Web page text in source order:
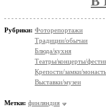
Рубрики: Фоторепортажи
Традиции/обычаи
Блюда/кухня
Театры/концерты/
Крепости/замки/
Выставки/музеи
Метки: финляндия